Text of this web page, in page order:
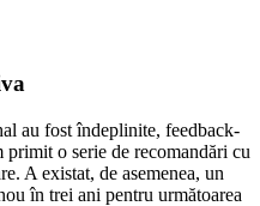
au fost îndeplinite, feedback-
primit o serie de recomandări cu
A existat, de asemenea, un
în trei ani pentru următoarea